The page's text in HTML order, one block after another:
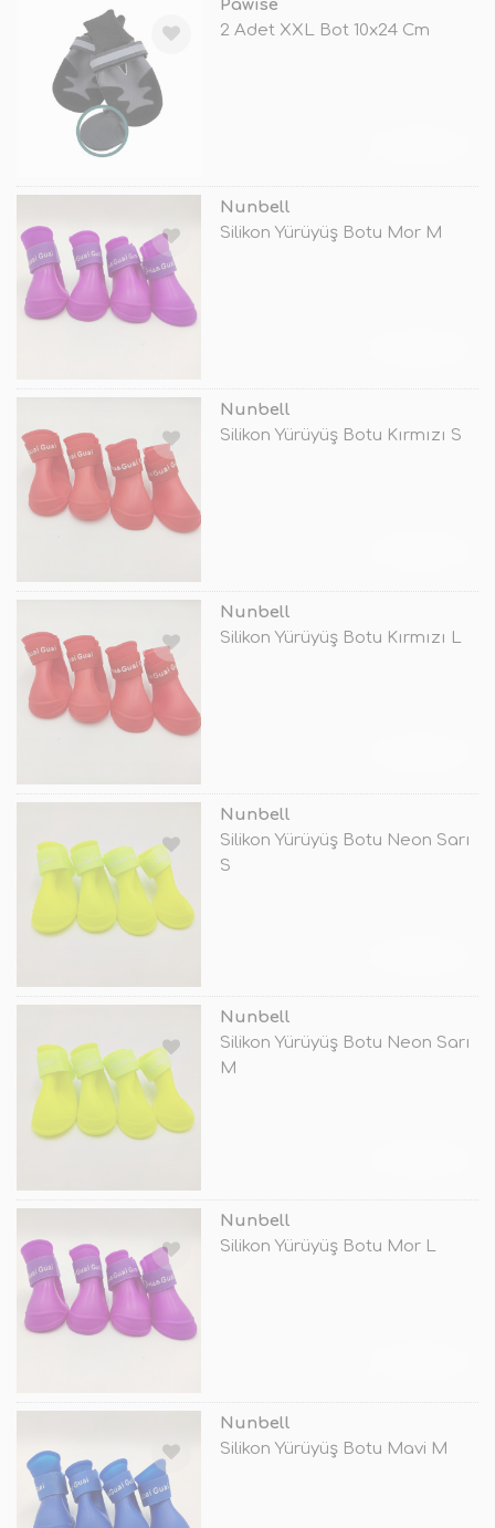
Pawise
2 Adet XXL Bot 10x24 Cm
Nunbell
Silikon Yürüyüş Botu Mor M
Nunbell
Silikon Yürüyüş Botu Kırmızı S
Nunbell
Silikon Yürüyüş Botu Kırmızı L
Nunbell
Silikon Yürüyüş Botu Neon Sarı
S
Nunbell
Silikon Yürüyüş Botu Neon Sarı
M
Nunbell
Silikon Yürüyüş Botu Mor L
Nunbell
Silikon Yürüyüş Botu Mavi M